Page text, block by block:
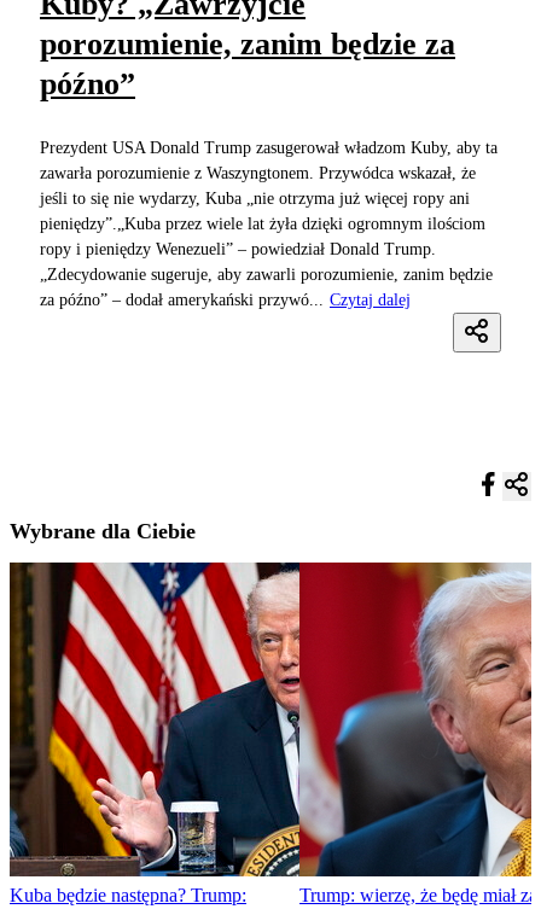
porozumienie, zanim będzie za
późno”
Prezydent USA Donald Trump zasugerował władzom Kuby, aby ta
zawarła porozumienie z Waszyngtonem. Przywódca wskazał, że
jeśli to się nie wydarzy, Kuba „nie otrzyma już więcej ropy ani
pieniędzy”.„Kuba przez wiele lat żyła dzięki ogromnym ilościom
ropy i pieniędzy Wenezueli” – powiedział Donald Trump.
„Zdecydowanie sugeruje, aby zawarli porozumienie, zanim będzie
za późno” – dodał amerykański przywó...
Czytaj dalej
Wybrane dla Ciebie
Kuba będzie następna? Trump:
Trump: wierzę, że będę miał